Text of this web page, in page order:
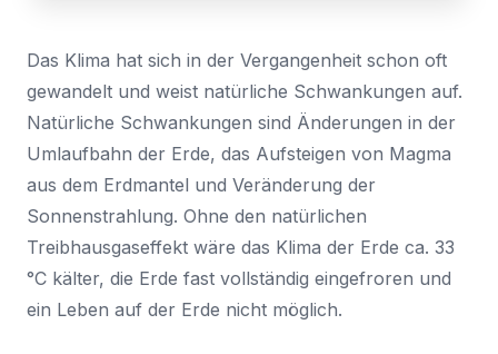
Das Klima hat sich in der Vergangenheit schon oft
gewandelt und weist natürliche Schwankungen auf.
Natürliche Schwankungen sind Änderungen in der
Umlaufbahn der Erde, das Aufsteigen von Magma
aus dem Erdmantel und Veränderung der
Sonnenstrahlung. Ohne den natürlichen
Treibhausgaseffekt wäre das Klima der Erde ca. 33
°C kälter, die Erde fast vollständig eingefroren und
ein Leben auf der Erde nicht möglich.
Bestätigen*
Ich habe dieDatenschutzerklärunggelesen und
Zugriff
Land*
Wählen Sie Ihr Land...
Wählen Sie Ihr Bundesland...
Ihre persönlichen Daten werden verwendet, um Ihr
Erlebnis auf dieser Website zu unterstützen. Wie und
warum wir Ihre persönlichen Daten verwenden, können
Sie in unserer
Datenschutzerklärung nachlesen.